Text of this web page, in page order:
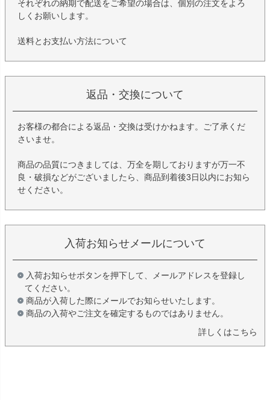
それぞれの納期で配送をご希望の場合は、個別の注文をよろ
しくお願いします。
送料とお支払い方法について
返品・交換について
お客様の都合による返品・交換は受けかねます。ご了承くだ
さいませ。
商品の品質につきましては、万全を期しておりますが万一不
良・破損などがございましたら、商品到着後3日以内にお知ら
せください。
入荷お知らせメールについて
入荷お知らせボタンを押下して、メールアドレスを登録し
てください。
商品が入荷した際にメールでお知らせいたします。
商品の入荷やご注文を確定するものではありません。
詳しくはこちら